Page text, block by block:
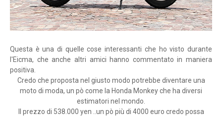
Questa è una di quelle cose interessanti che ho visto durante
l'Eicma, che anche altri amici hanno commentato in maniera
positiva.
Credo che proposta nel giusto modo potrebbe diventare una
moto di moda, un pò come la Honda Monkey che ha diversi
estimatori nel mondo.
Il prezzo di 538.000 yen ..un pò più di 4000 euro credo possa